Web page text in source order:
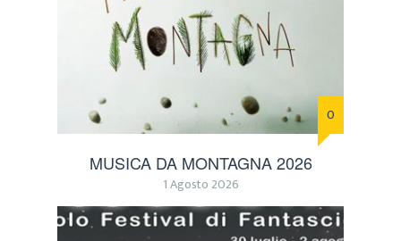
0
MUSICA DA MONTAGNA 2026
1 Agosto 2026